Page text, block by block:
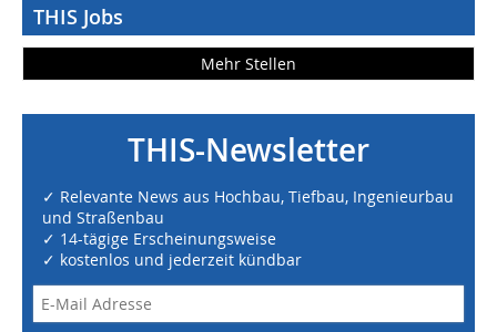
THIS Jobs
Mehr Stellen
THIS-Newsletter
✓ Relevante News aus Hochbau, Tiefbau, Ingenieurbau
und Straßenbau
✓ 14-tägige Erscheinungsweise
✓ kostenlos und jederzeit kündbar